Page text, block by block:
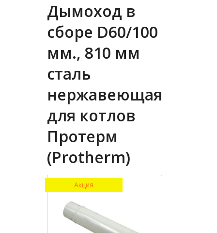
Дымоход в
сборе D60/100
мм., 810 мм
сталь
нержавеющая
для котлов
Протерм
(Protherm)
Акция